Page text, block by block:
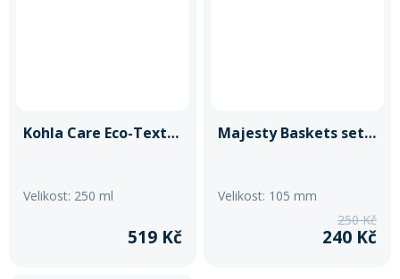
Kohla Care Eco-Textile Cleaner Green Line
Velikost: 250 ml
519 Kč
Majesty Baskets set for Freeride
Velikost: 105 mm
250 Kč
240 Kč